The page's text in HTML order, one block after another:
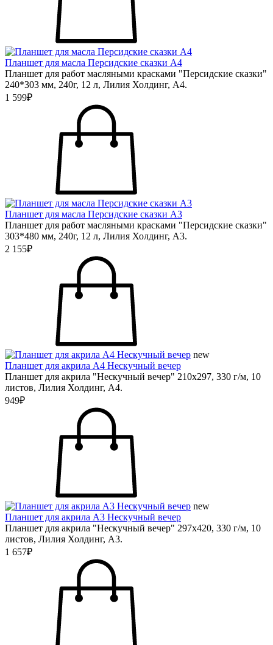
Планшет для масла Персидские сказки А4
Планшет для работ масляными красками "Персидские сказки"
240*303 мм, 240г, 12 л, Лилия Холдинг, А4.
1 599₽
Планшет для масла Персидские сказки А3
Планшет для работ масляными красками "Персидские сказки"
303*480 мм, 240г, 12 л, Лилия Холдинг, А3.
2 155₽
new
Планшет для акрила А4 Нескучный вечер
Планшет для акрила "Нескучный вечер" 210х297, 330 г/м, 10
листов, Лилия Холдинг, А4.
949₽
new
Планшет для акрила А3 Нескучный вечер
Планшет для акрила "Нескучный вечер" 297х420, 330 г/м, 10
листов, Лилия Холдинг, А3.
1 657₽